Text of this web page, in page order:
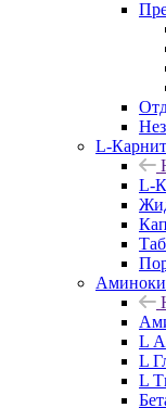
L-
L-
L
L
L